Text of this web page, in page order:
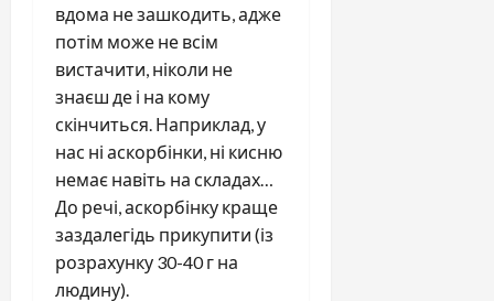
вдома не зашкодить, адже
потім може не всім
вистачити, ніколи не
знаєш де і на кому
скінчиться. Наприклад, у
нас ні аскорбінки, ні кисню
немає навіть на складах…
До речі, аскорбінку краще
заздалегідь прикупити (із
розрахунку 30-40 г на
людину).